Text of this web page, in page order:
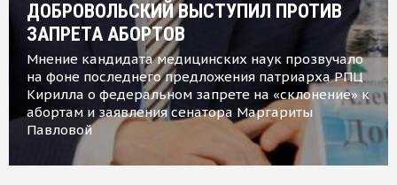
ДОБРОВОЛЬСКИЙ ВЫСТУПИЛ ПРОТИВ
ЗАПРЕТА АБОРТОВ
Мнение кандидата медицинских наук прозвучало
на фоне последнего предложения патриарха РПЦ
Кирилла о федеральном запрете на «склонение» к
абортам и заявления сенатора Маргариты
Павловой